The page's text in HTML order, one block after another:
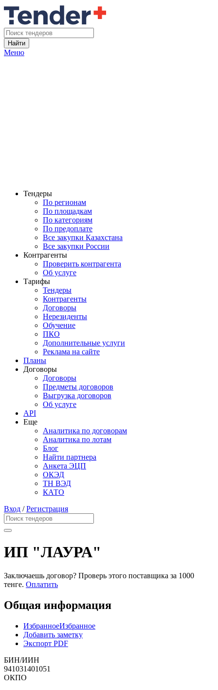
Найти
Меню
Тендеры
По регионам
По площадкам
По категориям
По предоплате
Все закупки Казахстана
Все закупки России
Контрагенты
Проверить контрагента
Об услуге
Тарифы
Тендеры
Контрагенты
Договоры
Нерезиденты
Обучение
ПКО
Дополнительные услуги
Реклама на сайте
Планы
Договоры
Договоры
Предметы договоров
Выгрузка договоров
Об услуге
API
Еще
Аналитика по договорам
Аналитика по лотам
Блог
Найти партнера
Анкета ЭЦП
ОКЭД
ТН ВЭД
КАТО
Вход /Регистрация
ИП "ЛАУРА"
Заключаешь договор? Проверь этого поставщика за 1000
тенге. Оплатить
Общая информация
ИзбранноеИзбранное
Добавить заметку
Экспорт PDF
БИН/ИИН
941031401051
ОКПО